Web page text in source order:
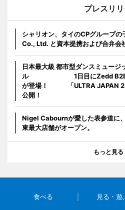
プレスリ
シャリオン、タイのCPグループの
Co., Ltd. と資本提携および合弁会
日本最大級 都市型ダンスミュージ
ル 1日目にZedd B2B
が登場！ 「ULTRA JAPAN
公開！
Nigel Cabournが愛した表参道に
東最大店舗がオープン。
もっと見る
食べる 見る・遊